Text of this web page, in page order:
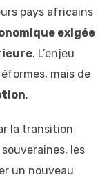
pays africains
exigée
. L’enjeu
mais de
.
la transition
les
un nouveau